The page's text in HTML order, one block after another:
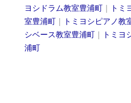
ヨシドラム教室豊浦町 ｜ トミ
室豊浦町 ｜ トミヨシピアノ教
シベース教室豊浦町 ｜ トミヨ
浦町